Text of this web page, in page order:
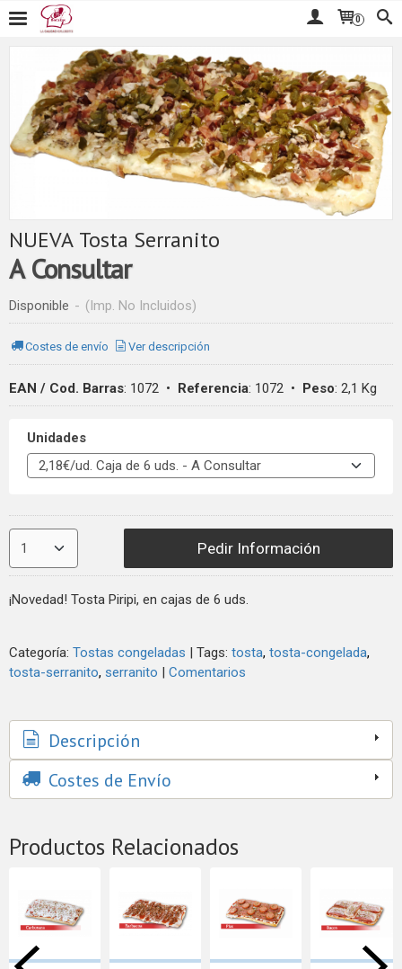
0
NUEVA Tosta Serranito
A Consultar
Disponible - (Imp. No Incluidos)
Costes de envío Ver descripción
EAN / Cod. Barras: 1072 • Referencia: 1072 • Peso: 2,1 Kg
Unidades
Pedir Información
¡Novedad! Tosta Piripi, en cajas de 6 uds.
Categoría: Tostas congeladas | Tags: tosta tosta-congelada
tosta-serranito serranito | Comentarios
Descripción
Costes de Envío
Productos Relacionados